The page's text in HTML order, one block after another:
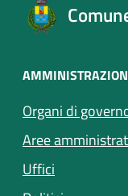
Organi di
Aree
Uffici